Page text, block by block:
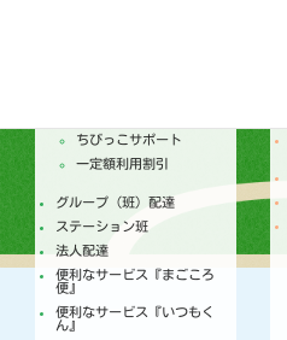
ちびっこサポート
一定額利用割引
グループ（班）配達
ステーション班
法人配達
便利なサービス『まごころ
便』
便利なサービス『いつもく
ん』